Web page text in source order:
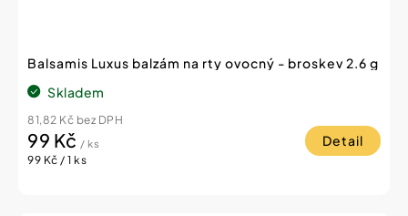
Balsamis Luxus balzám na rty ovocný - broskev 2.6 g
Skladem
81,82 Kč bez DPH
99 Kč / ks
Měrná
99 Kč / 1 ks
Detail